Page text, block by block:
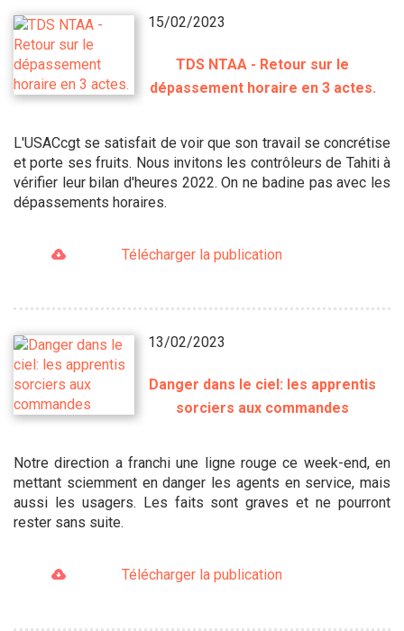
15/02/2023
TDS NTAA - Retour sur le
dépassement horaire en 3 actes.
L'USACcgt se satisfait de voir que son travail se concrétise
et porte ses fruits. Nous invitons les contrôleurs de Tahiti à
vérifier leur bilan d'heures 2022. On ne badine pas avec les
dépassements horaires.
Télécharger la publication
13/02/2023
Danger dans le ciel: les apprentis
sorciers aux commandes
Notre direction a franchi une ligne rouge ce week-end, en
mettant sciemment en danger les agents en service, mais
aussi les usagers. Les faits sont graves et ne pourront
rester sans suite.
Télécharger la publication